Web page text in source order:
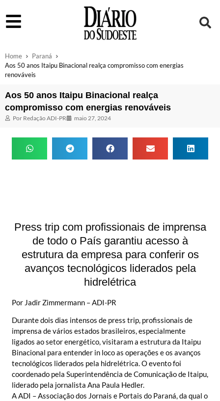
Home
Paraná
Aos 50 anos Itaipu Binacional realça compromisso com energias
renováveis
Aos 50 anos Itaipu Binacional realça
compromisso com energias renováveis
Por Redação ADI-PR maio 27, 2024
Press trip com profissionais de imprensa
de todo o País garantiu acesso à
estrutura da empresa para conferir os
avanços tecnológicos liderados pela
hidrelétrica
Por Jadir Zimmermann – ADI-PR
Durante dois dias intensos de press trip, profissionais de
imprensa de vários estados brasileiros, especialmente
ligados ao setor energético, visitaram a estrutura da Itaipu
Binacional para entender in loco as operações e os avanços
tecnológicos liderados pela hidrelétrica. O evento foi
coordenado pela Superintendência de Comunicação de Itaipu,
liderado pela jornalista Ana Paula Hedler.
A ADI – Associação dos Jornais e Portais do Paraná, da qual o